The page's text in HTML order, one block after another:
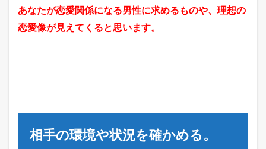
あなたが恋愛関係になる男性に求めるものや、理想の
恋愛像が見えてくると思います。
相手の環境や状況を確かめる。